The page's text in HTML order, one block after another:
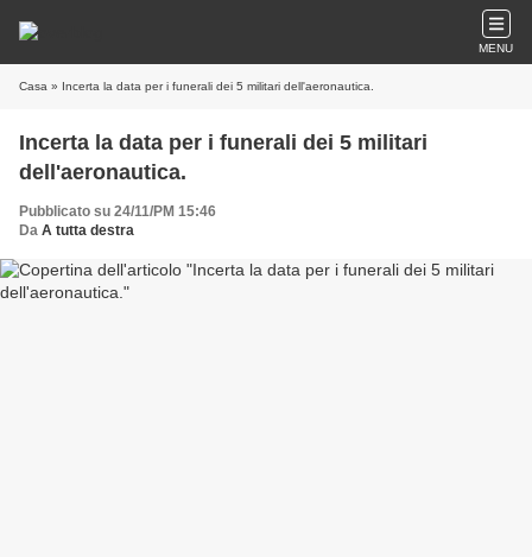
MENU
Casa » Incerta la data per i funerali dei 5 militari dell'aeronautica.
Incerta la data per i funerali dei 5 militari
dell'aeronautica.
Pubblicato su 24/11/PM 15:46
Da A tutta destra